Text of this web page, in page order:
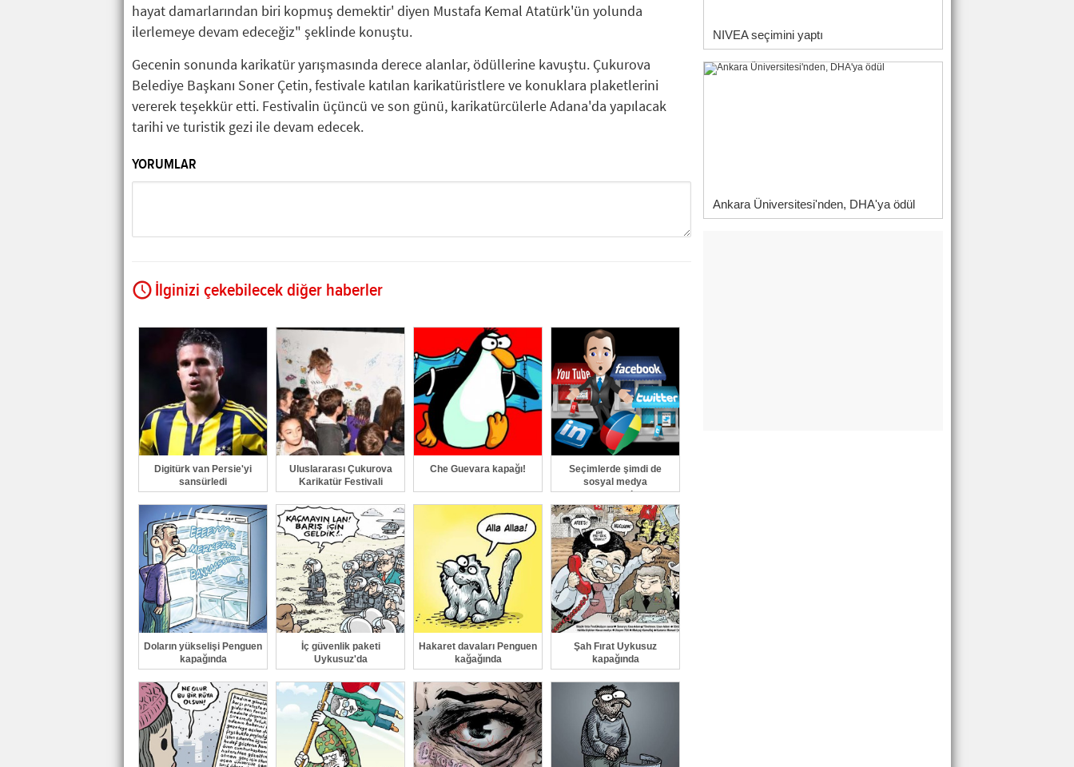
hayat damarlarından biri kopmuş demektir' diyen Mustafa Kemal Atatürk'ün yolunda
ilerlemeye devam edeceğiz" şeklinde konuştu.
Gecenin sonunda karikatür yarışmasında derece alanlar, ödüllerine kavuştu. Çukurova
Belediye Başkanı Soner Çetin, festivale katılan karikatüristlere ve konuklara plaketlerini
vererek teşekkür etti. Festivalin üçüncü ve son günü, karikatürcülerle Adana'da yapılacak
tarihi ve turistik gezi ile devam edecek.
YORUMLAR
İlginizi çekebilecek diğer haberler
Digitürk van Persie'yi
sansürledi
Uluslararası Çukurova
Karikatür Festivali
Che Guevara kapağı!
Seçimlerde şimdi de
sosyal medya
propagandası
Doların yükselişi Penguen
kapağında
İç güvenlik paketi
Uykusuz'da
Hakaret davaları Penguen
kağağında
Şah Fırat Uykusuz
kapağında
NIVEA seçimini yaptı
Ankara Üniversitesi'nden, DHA'ya ödül